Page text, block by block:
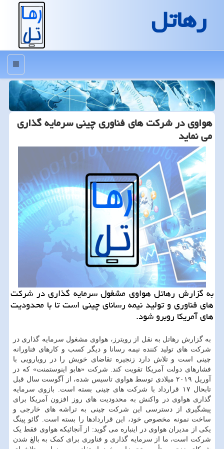
رهاتل
منو
هواوی در شركت های فناوری چینی سرمایه گذاری
می نماید
به گزارش رهاتل هواوی مشغول سرمایه گذاری در شركت
های فناوری و تولید نیمه رسانای چینی است تا با محدودیت
های آمریكا روبرو شود.
به گزارش رهاتل به نقل از رویترز، هواوی مشغول سرمایه گذاری در
شرکت های تولید کننده نیمه رسانا و دیگر کسب و کارهای فناورانه
چینی است و تلاش دارد زنجیره تقاضای خویش را در رویارویی با
فشارهای دولت آمریکا تقویت کند. شرکت «هابو اینوستمنت» که در
آوریل ۲۰۱۹ میلادی توسط هواوی تاسیس شده، از آگوست سال قبل
تابحال ۱۷ قرارداد با شرکت های چینی بسته است. بازوی سرمایه
گذاری هواوی در واکنش به محدودیت های روز افزون آمریکا برای
پیشگیری از دسترسی این شرکت چینی به تراشه های خارجی و
ساخت نمونه مخصوص خود، این قراردادها را بسته است. گائو پینگ
یکی از مدیران هواوی در اینباره می گوید: از آنجائیکه هواوی فقط یک
شرکت است، ما از سرمایه گذاری و فناوری برای کمک به بالغ شدن